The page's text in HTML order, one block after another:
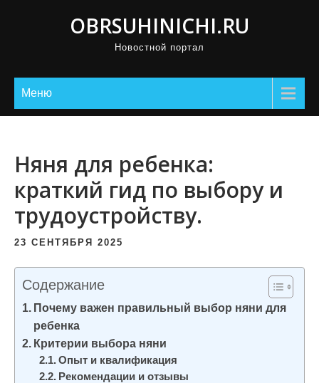
OBRSUHINICHI.RU
Новостной портал
Меню
Няня для ребенка:
краткий гид по выбору и
трудоустройству.
23 СЕНТЯБРЯ 2025
Содержание
Почему важен правильный выбор няни для
ребенка
Критерии выбора няни
Опыт и квалификация
Рекомендации и отзывы